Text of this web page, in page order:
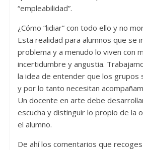
“empleabilidad”.
¿Cómo “lidiar” con todo ello y no
Esta realidad para alumnos que se
problema y a menudo lo viven con
incertidumbre y angustia.
la idea de entender que los grupos
y por lo tanto necesitan
Un docente en arte debe
escucha y distinguir lo propio de la
el alumno.
De ahí los comentarios que